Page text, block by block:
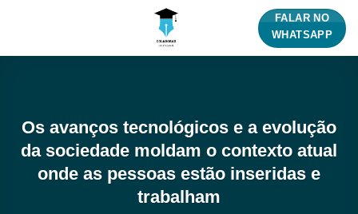
FALAR NO
WHATSAPP
Os avanços tecnológicos e a evolução
da sociedade moldam o contexto atual
onde as pessoas estão inseridas e
trabalham